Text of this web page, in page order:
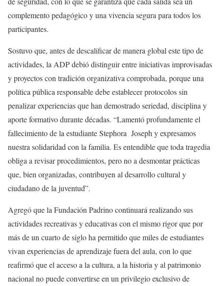
complemento pedagógico y una vivencia segura para todos los
participantes.
Sostuvo que, antes de descalificar de manera global este tipo de
actividades, la ADP debió distinguir entre iniciativas improvisadas
y proyectos con tradición organizativa comprobada, porque una
política pública responsable debe establecer protocolos sin
penalizar experiencias que han demostrado seriedad, disciplina y
aporte formativo durante décadas. “Lamentó profundamente el
fallecimiento de la estudiante Stephora Joseph y expresamos
nuestra solidaridad con la familia. Es entendible que toda tragedia
obliga a revisar procedimientos, pero no a desmontar prácticas
que, bien organizadas, contribuyen al desarrollo cultural y
ciudadano de la juventud”.
Agregó que la Fundación Padrino continuará realizando sus
actividades recreativas y educativas con el mismo rigor que por
más de un cuarto de siglo ha permitido que miles de estudiantes
vivan experiencias de aprendizaje fuera del aula, con lo que
reafirmó que el acceso a la cultura, a la historia y al patrimonio
nacional no puede convertirse en un privilegio exclusivo de